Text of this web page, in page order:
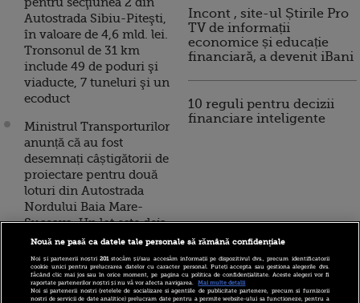
Autostrada Sibiu-Piteşti,
în valoare de 4,6 mld. lei.
Tronsonul de 31 km
include 49 de poduri şi
viaducte, 7 tuneluri şi un
ecoduct
Ministrul Transporturilor
anunță că au fost
desemnați câștigătorii de
proiectare pentru două
loturi din Autostrada
Nordului Baia Mare-
Suceava. Un lot este deja
contestat
Aproape 15 km din Lotul
1 Sebeş-Turda, deschiși
traficului după şase ani
Incont , site-ul Știrile Pro
TV de informații
economice și educație
financiară, a devenit iBani
10 reguli pentru decizii
financiare inteligente
Nouă ne pasă ca datele tale personale să rămână confidențiale
Noi și partenerii noștri201stocăm și/sau accesăm informații pe dispozitivul dvs., precum identificatorii
cookie unici pentru prelucrarea datelor cu caracter personal. Puteți accepta sau gestiona alegerile dvs.
făcând clic mai jos sau în orice moment, pe pagina cu politica de confidențialitate. Aceste alegeri vor fi
raportate partenerilor noștri și nu vă vor afecta navigarea.
Mai multe detalii
Noi si partenerii nostri (retelele de socializare si agentiile de publicitate partenere, precum si furnizorii
nostri de servicii de date analitice) prelucram date pentru a permite website-ului sa functioneze, pentru a